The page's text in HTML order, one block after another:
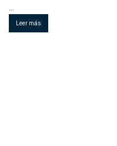
...
Leer más